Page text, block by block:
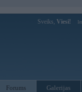
Sveiks, Viesi!
Forums Galerijas